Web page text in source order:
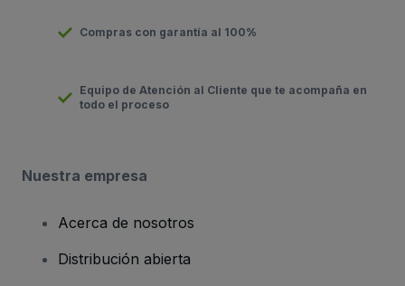
Compras con garantía al 100%
Equipo de Atención al Cliente que te acompaña en
todo el proceso
Nuestra empresa
Acerca de nosotros
Distribución abierta